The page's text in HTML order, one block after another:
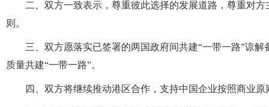
二、双方一致表示，尊重彼此选择的发展道路，尊重对
则。
三、双方愿落实已签署的两国政府间共建“一带一路”谅
质量共建“一带一路”。
四、双方将继续推动港区合作，支持中国企业按照商业